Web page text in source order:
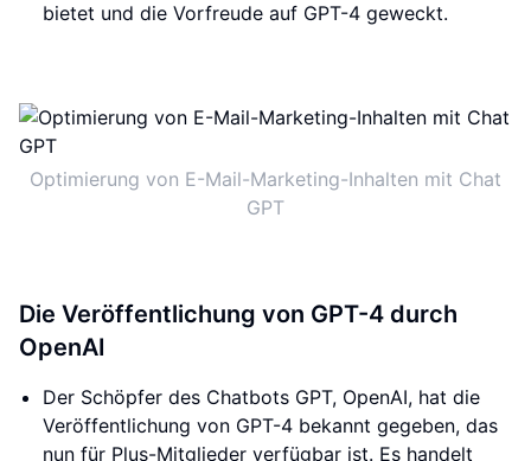
bietet und die Vorfreude auf GPT-4 geweckt.
Optimierung von E-Mail-Marketing-Inhalten mit Chat
GPT
Die Veröffentlichung von GPT-4 durch
OpenAI
Der Schöpfer des Chatbots GPT, OpenAI, hat die
Veröffentlichung von GPT-4 bekannt gegeben, das
nun für Plus-Mitglieder verfügbar ist. Es handelt